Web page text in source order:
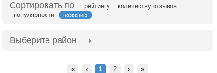
Сортировать по рейтингу
количеству отзывов
популярности
названию
Выберите район
« ‹ 1 2 › »